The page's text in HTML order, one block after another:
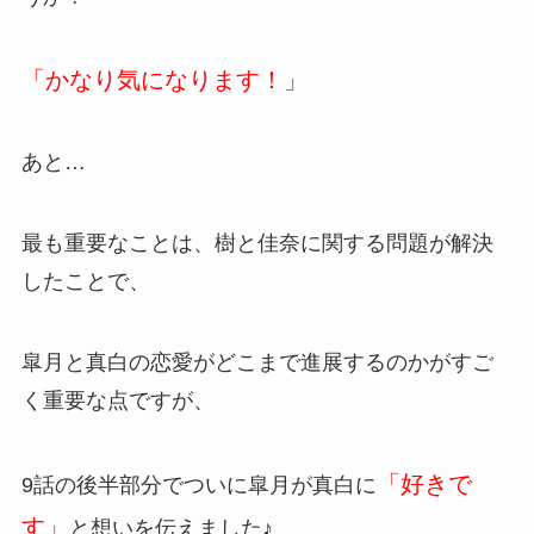
「かなり気になります！」
あと…
最も重要なことは、樹と佳奈に関する問題が解決
したことで、
皐月と真白の恋愛がどこまで進展するのかがすご
く重要な点ですが、
9話の後半部分でついに皐月が真白に
「好きで
す」
と想いを伝えました♪